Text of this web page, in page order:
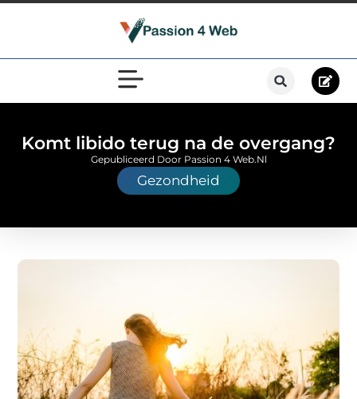
Komt libido terug na de overgang?
Gezondheid
Gepubliceerd Door Passion 4 Web.nl